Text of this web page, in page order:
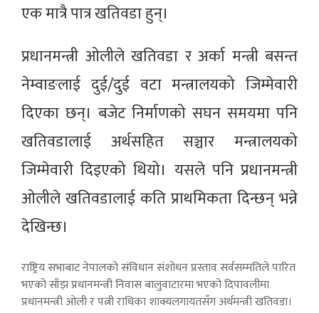
एक मात्रै पात्र खतिवडा हुन्।
प्रधानमन्त्री ओलीले खतिवडा र अर्का मन्त्री बसन्त
नेम्वाङलाई दुई/दुई वटा मन्त्रालयको जिम्मेवारी
दिएका छन्। बजेट निर्माणको सघन समयमा पनि
खतिवडालाई अर्थसहित सञ्चार मन्त्रालयको
जिम्मेवारी दिइएको थियो। यसले पनि प्रधानमन्त्री
ओलीले खतिवडालाई कति प्राथमिकता दिन्छन् भन्ने
देखिन्छ।
राष्ट्रिय सभाबाट नेपालको संविधान संशोधन प्रस्ताव सर्वसम्मतिले पारित
भएको साँझ प्रधानमन्त्री निवास बालुवाटारमा भएको दिपावलीमा
प्रधानमन्त्री ओली र पत्नी राधिका शाक्यलगायतसँग अर्थमन्त्री खतिवडा।